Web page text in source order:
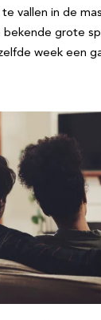
vallen in de
grote
week een